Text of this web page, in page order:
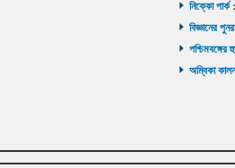
নিক্কো পার্ক
বিজ্ঞানের
পশ্চিমবঙ্গের
অম্বিকা